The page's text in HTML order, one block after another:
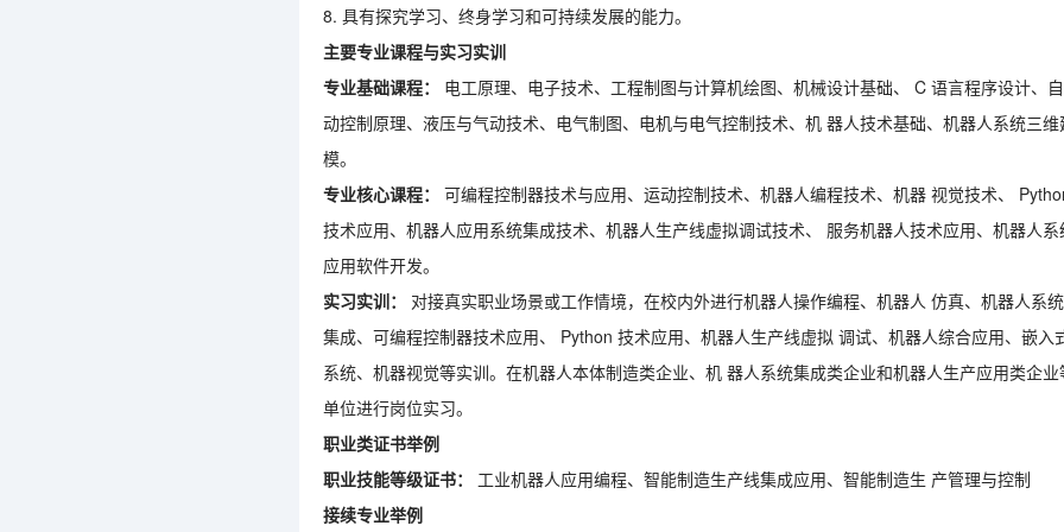
8. 具有探究学习、终身学习和可持续发展的能力。
主要专业课程与实习实训
专业基础课程：
电工原理、电子技术、工程制图与计算机绘图、机械设计基础、 C 语言程序设计、自
动控制原理、液压与气动技术、电气制图、电机与电气控制技术、机 器人技术基础、机器人系统三维
模。
专业核心课程：
可编程控制器技术与应用、运动控制技术、机器人编程技术、机器 视觉技术、
技术应用、机器人应用系统集成技术、机器人生产线虚拟调试技术、
服务机器人技术应用、机器人系
应用软件开发。
实习实训：
对接真实职业场景或工作情境，在校内外进行机器人操作编程、机器人 仿真、机器人系统
集成、可编程控制器技术应用、
Python 技术应用、机器人生产线虚拟 调试、机器人综合应用、嵌入
系统、机器视觉等实训。在机器人本体制造类企业、机 器人系统集成类企业和机器人生产应用类企业
单位进行岗位实习。
职业类证书举例
职业技能等级证书：
工业机器人应用编程、智能制造生产线集成应用、智能制造生 产管理与控制
接续专业举例